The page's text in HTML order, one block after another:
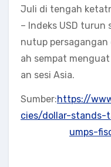
Juli di tengah
– Indeks USD turun
nutup persagangan
ah sempat
an sesi Asia.
Sumber:https://
cies/dollar-stands-
umps-